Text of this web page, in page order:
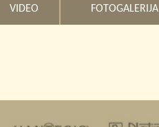
VIDEO FOTOGALERIJA